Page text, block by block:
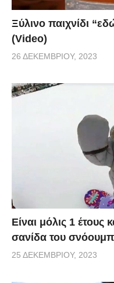
Ξύλινο παιχνίδι
(Video)
26 ΔΕΚΕΜΒΡΊΟΥ, 2023
Είναι μόλις 1
σανίδα του
25 ΔΕΚΕΜΒΡΊΟΥ, 2023